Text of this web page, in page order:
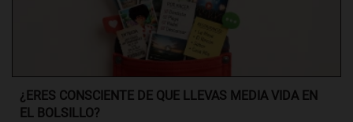
¿ERES CONSCIENTE DE QUE LLEVAS MEDIA VIDA EN
EL BOLSILLO?